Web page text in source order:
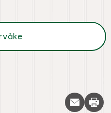
Skriv